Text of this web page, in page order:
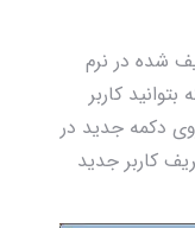
شده در نرم
کاربر
دکمه جدید در
کاربر جدید